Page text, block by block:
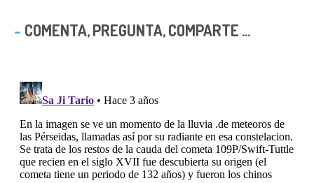
COMENTA, PREGUNTA, COMPARTE ...